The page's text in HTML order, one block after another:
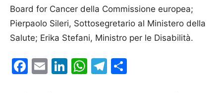
Board for Cancer della Commissione europea;
Pierpaolo Sileri, Sottosegretario al Ministero della
Salute; Erika Stefani, Ministro per le Disabilità.
Facebook
EmailLinkedIn
WhatsApp
Telegram